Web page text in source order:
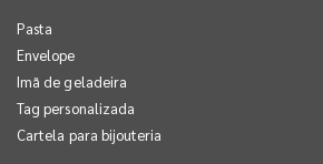
Pasta
Envelope
Imã de geladeira
Tag personalizada
Cartela para bijouteria